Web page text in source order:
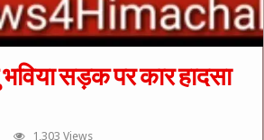
भविया सड़क पर कार हादसा
1,303 Views